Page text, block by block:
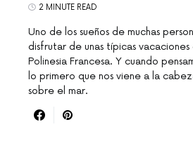
2 MINUTE READ
Uno de los sueños de muchas
disfrutar de unas típicas vacaciones
Polinesia Francesa. Y cuando
lo primero que nos viene a la
sobre el mar.